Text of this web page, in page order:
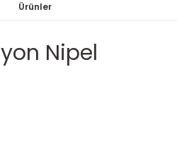
Ürünler
Nipel